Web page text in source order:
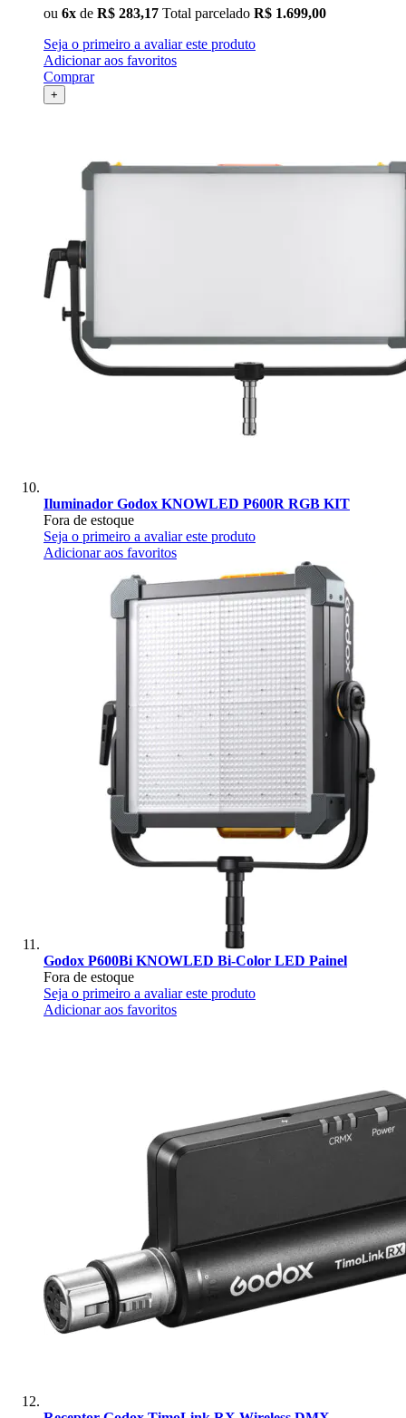
ou 6x de R$ 283,17 Total parcelado R$ 1.699,00
Seja o primeiro a avaliar este produto
Adicionar aos favoritos
Comprar
+
Iluminador Godox KNOWLED P600R RGB KIT
Fora de estoque
Seja o primeiro a avaliar este produto
Adicionar aos favoritos
Godox P600Bi KNOWLED Bi-Color LED Painel
Fora de estoque
Seja o primeiro a avaliar este produto
Adicionar aos favoritos